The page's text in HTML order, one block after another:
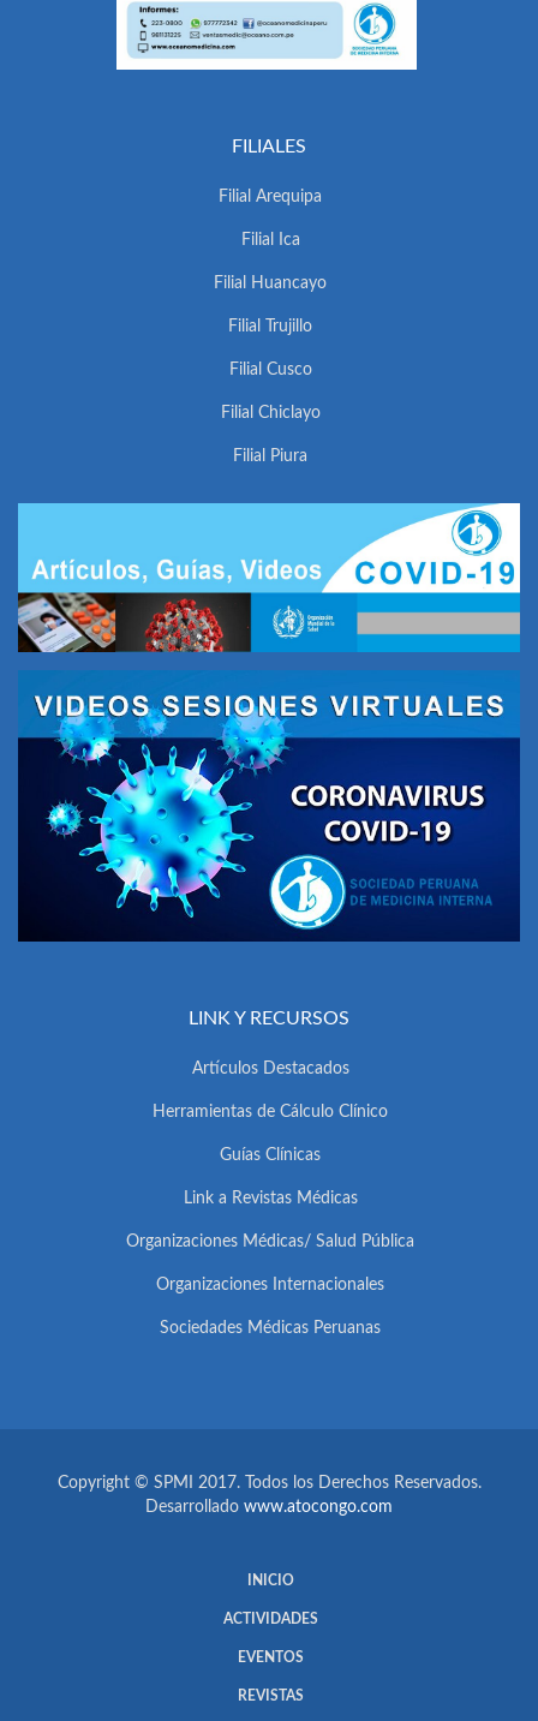
FILIALES
Filial Arequipa
Filial Ica
Filial Huancayo
Filial Trujillo
Filial Cusco
Filial Chiclayo
Filial Piura
LINK Y RECURSOS
Artículos Destacados
Herramientas de Cálculo Clínico
Guías Clínicas
Link a Revistas Médicas
Organizaciones Médicas/ Salud Pública
Organizaciones Internacionales
Sociedades Médicas Peruanas
Copyright © SPMI 2017. Todos los Derechos Reservados.
Desarrollado www.atocongo.com
INICIO
ACTIVIDADES
EVENTOS
REVISTAS